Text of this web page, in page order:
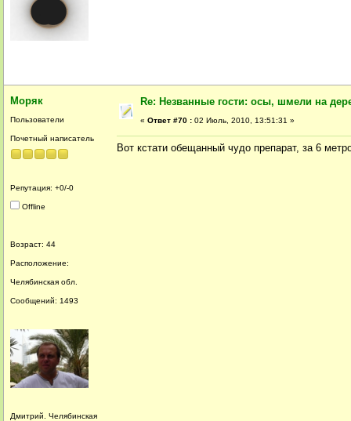
Моряк
Пользователи
Почетный написатель
Репутация: +0/-0
Offline
Возраст: 44
Расположение:
Челябинская обл.
Сообщений: 1493
Дмитрий. Челябинская
Re: Незванные гости: осы, шмели на
« Ответ #70 : 02 Июль, 2010, 13:51:31 »
Вот кстати обещанный чудо препарат, за 6